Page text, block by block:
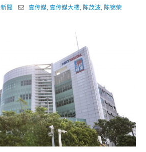
新聞 壹传媒,壹传媒大楼, 陈茂波, 陈锦荣